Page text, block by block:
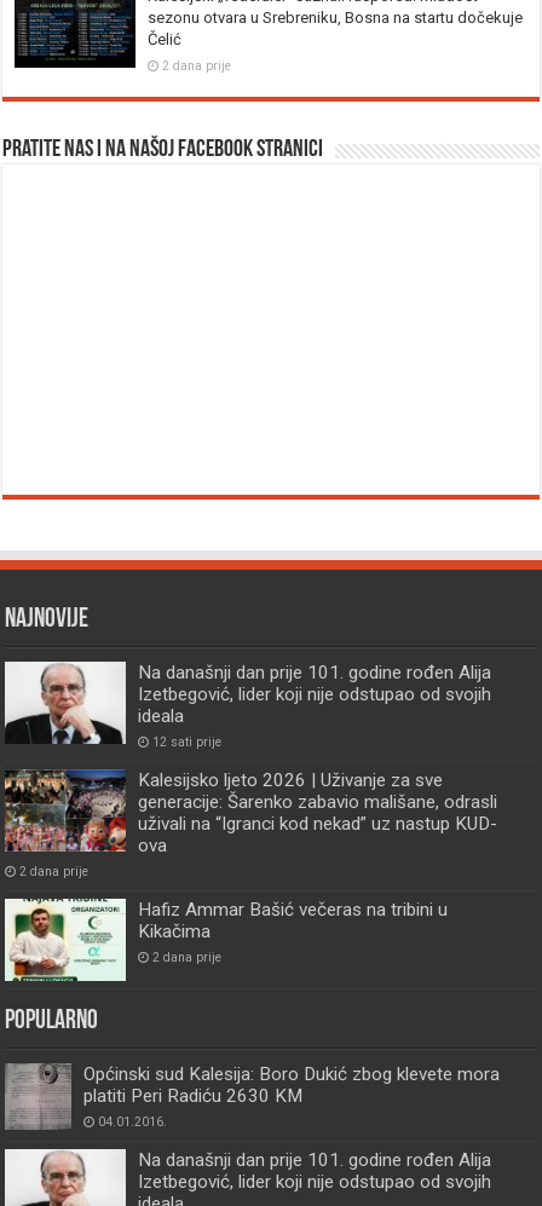
sezonu otvara u Srebreniku, Bosna na startu dočekuje
Čelić
2 dana prije
Pratite nas i na našoj facebook stranici
Najnovije
Na današnji dan prije 101. godine rođen Alija
Izetbegović, lider koji nije odstupao od svojih
ideala
12 sati prije
Kalesijsko ljeto 2026 | Uživanje za sve
generacije: Šarenko zabavio mališane, odrasli
uživali na “Igranci kod nekad” uz nastup KUD-
ova
2 dana prije
Hafiz Ammar Bašić večeras na tribini u
Kikačima
2 dana prije
Popularno
Općinski sud Kalesija: Boro Dukić zbog klevete mora
platiti Peri Radiću 2630 KM
04.01.2016.
Na današnji dan prije 101. godine rođen Alija
Izetbegović, lider koji nije odstupao od svojih